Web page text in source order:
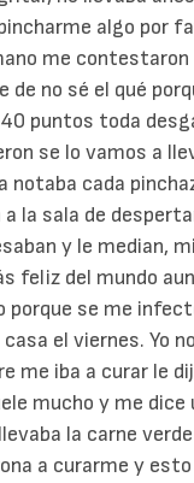
algo por
me
no sé el qué
puntos toda
se lo vamos a
notaba cada
la sala de
y le median,
feliz del mundo
porque se me
el viernes. Yo
me iba a curar le
mucho y me
la carne
a curarme y